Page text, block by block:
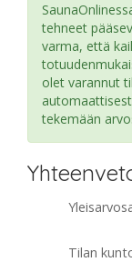
tehneet
varma, että
olet varannut
tekemään
Tilan